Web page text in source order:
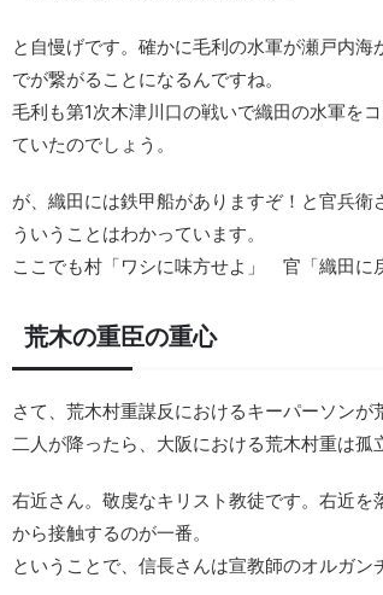
と自慢げです。確かに毛利の水軍が瀬戸内
でが繋がることになるんですね。
毛利も第1次木津川口の戦いで織田の水軍を
ていたのでしょう。
が、織田には鉄甲船がありますぞ！と官兵
ういうことはわかっています。
ここでも村「ワシに味方せよ」 官「織田に
荒木の重臣の重心
さて、荒木村重謀反におけるキーパーソン
二人が降ったら、大阪における荒木村重は孤
右近さん。敬虔なキリスト教徒です。右近
から接触するのが一番。
ということで、信長さんは宣教師のオルガン